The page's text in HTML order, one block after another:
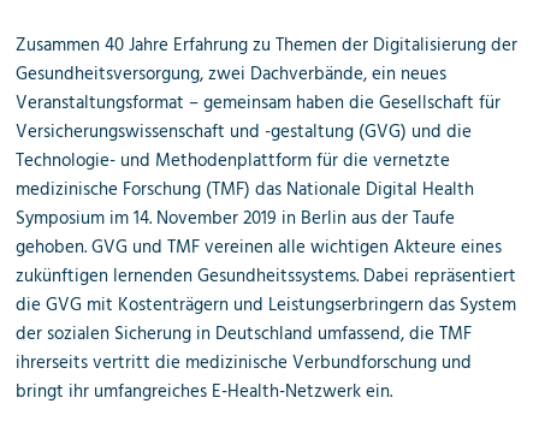
Zusammen 40 Jahre Erfahrung zu Themen der Digitalisierung der
Gesundheitsversorgung, zwei Dachverbände, ein neues
Veranstaltungsformat – gemeinsam haben die Gesellschaft für
Versicherungswissenschaft und -gestaltung (GVG) und die
Technologie- und Methodenplattform für die vernetzte
medizinische Forschung (TMF) das Nationale Digital Health
Symposium im 14. November 2019 in Berlin aus der Taufe
gehoben. GVG und TMF vereinen alle wichtigen Akteure eines
zukünftigen lernenden Gesundheitssystems. Dabei repräsentiert
die GVG mit Kostenträgern und Leistungserbringern das System
der sozialen Sicherung in Deutschland umfassend, die TMF
ihrerseits vertritt die medizinische Verbundforschung und
bringt ihr umfangreiches E-Health-Netzwerk ein.